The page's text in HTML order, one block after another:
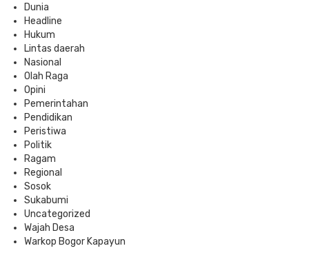
Dunia
Headline
Hukum
Lintas daerah
Nasional
Olah Raga
Opini
Pemerintahan
Pendidikan
Peristiwa
Politik
Ragam
Regional
Sosok
Sukabumi
Uncategorized
Wajah Desa
Warkop Bogor Kapayun